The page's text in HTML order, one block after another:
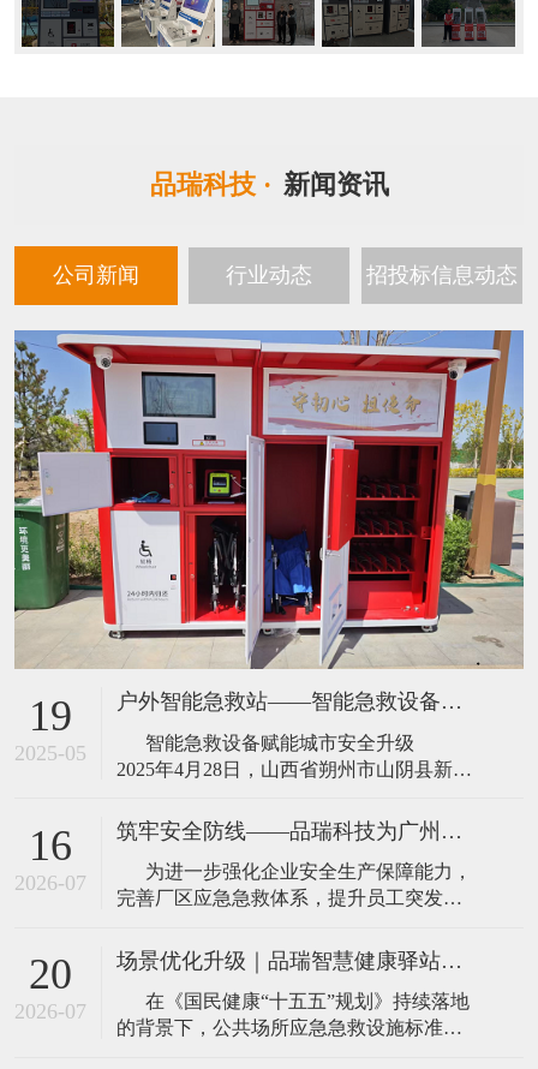
品瑞科技 · 新闻资讯
公司新闻 行业动态 招投标信息动态
19
2025-05
户外智能急救站——智能急救设备赋能城市安全升级！
智能急救设备赋能城市安全升级
2025年4月28日，山西省朔州市山阴县新韵
智能急救站。该设备通过集成AED除颤
仪、担架、轮椅、急救包、氧气瓶等应急
物资，构建起覆盖心脏骤停急救、骨折固
16
2026-07
筑牢安全防线——品瑞科技为广州外资企业艾利丹尼森完成AED安装及急救培训
为进一步强化企业安全生产保障能力，
完善厂区应急急救体系，提升员工突发心
13日，广东品瑞科技走进艾利丹尼森（广
州）材料有限公司，顺利完成厂区AED自
动体外除颤仪安装调试及全员专项急救培
训工作，为企业安全生产、员工健康保
20
2026-07
场景优化升级｜品瑞智慧健康驿站：智能急救站进阶升级版
在《国民健康“十五五”规划》持续落地
的背景下，公共场所应急急救设施标准化